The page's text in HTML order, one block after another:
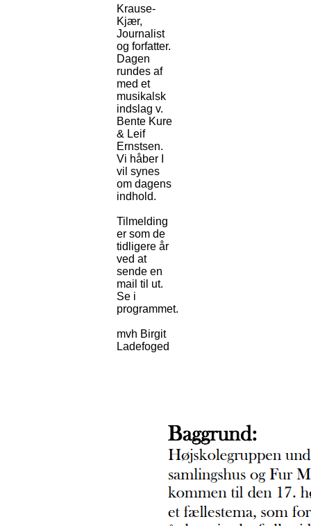
Krause-
Kjær,
Journalist
og forfatter.
Dagen
rundes af
med et
musikalsk
indslag v.
Bente Kure
& Leif
Ernstsen.
Vi håber I
vil synes
om dagens
indhold.
Tilmelding
er som de
tidligere år
ved at
sende en
mail til ut.
Se i
programmet.
mvh Birgit
Ladefoged